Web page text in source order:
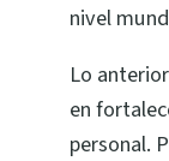
nivel
Lo
en
personal.